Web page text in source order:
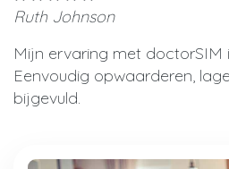
Ruth Johnson
Mijn ervaring met doctorSIM
Eenvoudig opwaarderen,
bijgevuld.